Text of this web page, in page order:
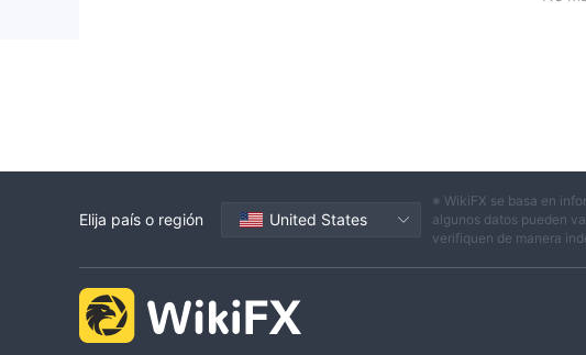
Elija país o región United States
※ WikiFX se basa en
algunos datos pueden
verifiquen de manera